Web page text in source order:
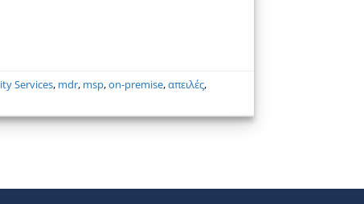
Services, mdr, msp,on-premise,απειλές,